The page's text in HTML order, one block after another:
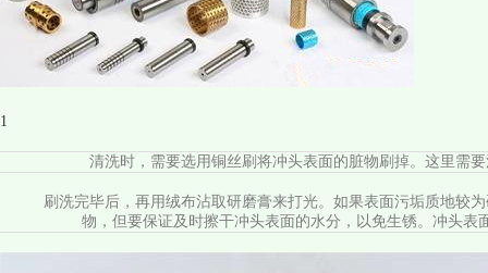
1
清洗时，需要选用铜丝刷将冲头表面的脏物刷掉。这里需
刷洗完毕后，再用绒布沾取研磨膏来打光。如果表面污垢质地较
物，但要保证及时擦干冲头表面的水分，以免生锈。冲头